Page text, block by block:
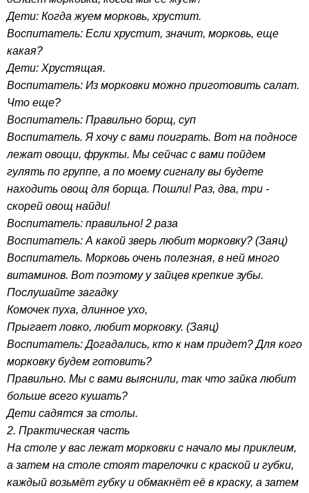
Дети: Когда жуем морковь, хрустит.
Воспитатель: Если хрустит, значит, морковь, еще
какая?
Дети: Хрустящая.
Воспитатель: Из морковки можно приготовить салат.
Что еще?
Воспитатель: Правильно борщ, суп
Воспитатель. Я хочу с вами поиграть. Вот на подносе
лежат овощи, фрукты. Мы сейчас с вами пойдем
гулять по группе, а по моему сигналу вы будете
находить овощ для борща. Пошли! Раз, два, три -
скорей овощ найди!
Воспитатель: правильно! 2 раза
Воспитатель: А какой зверь любит морковку? (Заяц)
Воспитатель. Морковь очень полезная, в ней много
витаминов. Вот поэтому у зайцев крепкие зубы.
Послушайте загадку
Комочек пуха, длинное ухо,
Прыгает ловко, любит морковку. (Заяц)
Воспитатель: Догадались, кто к нам придет? Для кого
морковку будем готовить?
Правильно. Мы с вами выяснили, так что зайка любит
больше всего кушать?
Дети садятся за столы.
2. Практическая часть
На столе у вас лежат морковки с начало мы приклеим,
а затем на столе стоят тарелочки с краской и губки,
каждый возьмёт губку и обмакнёт её в краску, а затем